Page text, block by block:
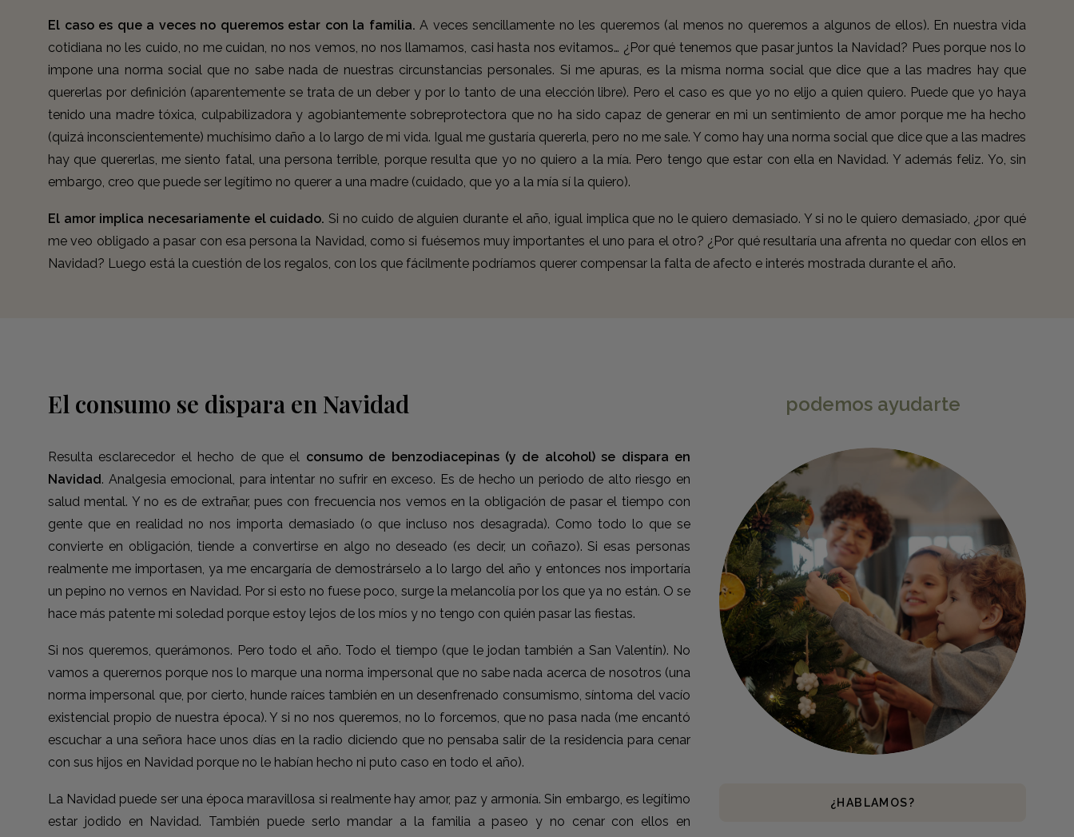
El caso es que a veces no queremos estar con la familia. A veces sencillamente no les queremos (al menos no queremos a algunos de ellos). En nuestra vida
cotidiana no les cuido, no me cuidan, no nos vemos, no nos llamamos, casi hasta nos evitamos… ¿Por qué tenemos que pasar juntos la Navidad? Pues porque nos lo
impone una norma social que no sabe nada de nuestras circunstancias personales. Si me apuras, es la misma norma social que dice que a las madres hay que
quererlas por definición (aparentemente se trata de un deber y por lo tanto de una elección libre). Pero el caso es que yo no elijo a quien quiero. Puede que yo haya
tenido una madre tóxica, culpabilizadora y agobiantemente sobreprotectora que no ha sido capaz de generar en mi un sentimiento de amor porque me ha hecho
(quizá inconscientemente) muchísimo daño a lo largo de mi vida. Igual me gustaría quererla, pero no me sale. Y como hay una norma social que dice que a las madres
hay que quererlas, me siento fatal, una persona terrible, porque resulta que yo no quiero a la mía. Pero tengo que estar con ella en Navidad. Y además feliz. Yo, sin
embargo, creo que puede ser legítimo no querer a una madre (cuidado, que yo a la mía sí la quiero).
El amor implica necesariamente el cuidado. Si no cuido de alguien durante el año, igual implica que no le quiero demasiado. Y si no le quiero demasiado, ¿por qué
me veo obligado a pasar con esa persona la Navidad, como si fuésemos muy importantes el uno para el otro? ¿Por qué resultaría una afrenta no quedar con ellos en
Navidad? Luego está la cuestión de los regalos, con los que fácilmente podríamos querer compensar la falta de afecto e interés mostrada durante el año.
El consumo se dispara en Navidad
Resulta esclarecedor el hecho de que el consumo de benzodiacepinas (y de alcohol) se dispara en
Navidad. Analgesia emocional, para intentar no sufrir en exceso. Es de hecho un periodo de alto riesgo en
salud mental. Y no es de extrañar, pues con frecuencia nos vemos en la obligación de pasar el tiempo con
gente que en realidad no nos importa demasiado (o que incluso nos desagrada). Como todo lo que se
convierte en obligación, tiende a convertirse en algo no deseado (es decir, un coñazo). Si esas personas
realmente me importasen, ya me encargaría de demostrárselo a lo largo del año y entonces nos importaría
un pepino no vernos en Navidad. Por si esto no fuese poco, surge la melancolía por los que ya no están. O se
hace más patente mi soledad porque estoy lejos de los míos y no tengo con quién pasar las fiestas.
Si nos queremos, querámonos. Pero todo el año. Todo el tiempo (que le jodan también a San Valentín). No
vamos a querernos porque nos lo marque una norma impersonal que no sabe nada acerca de nosotros (una
norma impersonal que, por cierto, hunde raíces también en un desenfrenado consumismo, síntoma del vacío
existencial propio de nuestra época). Y si no nos queremos, no lo forcemos, que no pasa nada (me encantó
escuchar a una señora hace unos días en la radio diciendo que no pensaba salir de la residencia para cenar
con sus hijos en Navidad porque no le habían hecho ni puto caso en todo el año).
La Navidad puede ser una época maravillosa si realmente hay amor, paz y armonía. Sin embargo, es legítimo
estar jodido en Navidad. También puede serlo mandar a la familia a paseo y no cenar con ellos en
podemos ayudarte
¿HABLAMOS?